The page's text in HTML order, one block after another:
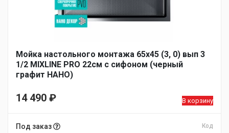
Мойка настольного монтажа 65х45 (3, 0) вып 3
1/2 MIXLINE PRO 22см с сифоном (черный
графит НАНО)
14 490 ₽ В корзину
Под заказ Код